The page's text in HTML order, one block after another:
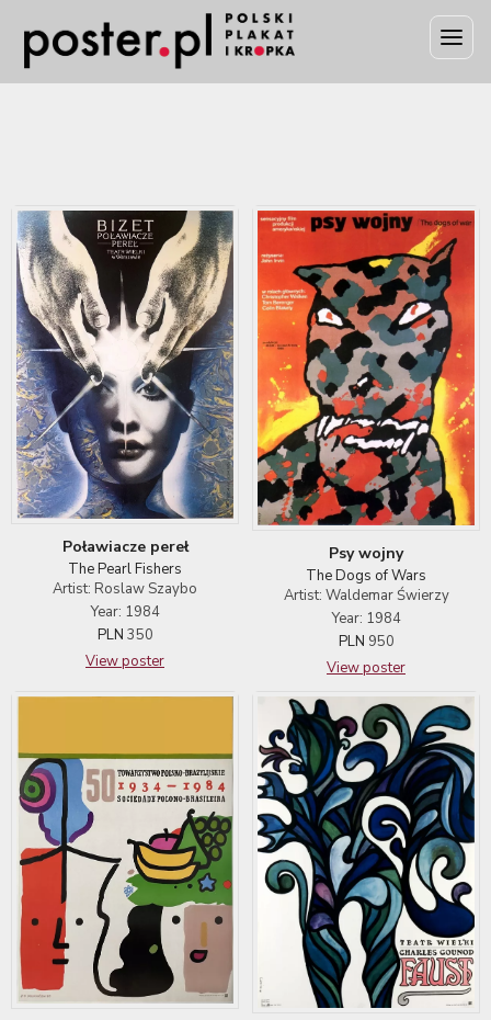
Poławiacze pereł
The Pearl Fishers
Artist: Roslaw Szaybo
Year: 1984
PLN 350
View poster
Psy wojny
The Dogs of Wars
Artist: Waldemar Świerzy
Year: 1984
PLN 950
View poster